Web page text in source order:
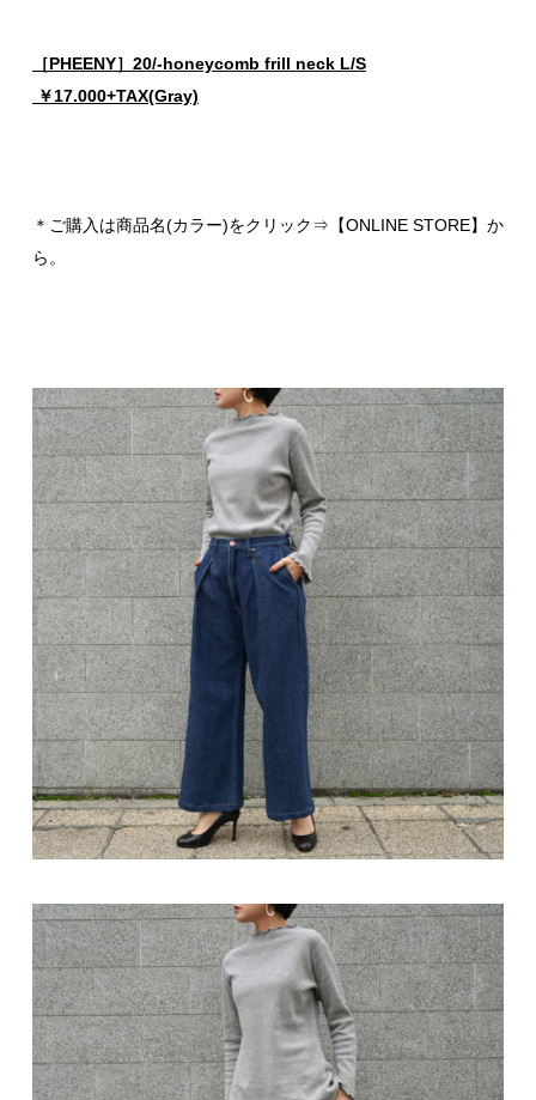
［PHEENY］20/-honeycomb frill neck L/S
￥17.000+TAX(Gray)
＊ご購入は商品名(カラー)をクリック⇒【ONLINE STORE】か
ら。